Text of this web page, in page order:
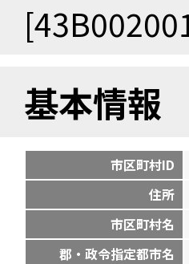
基本情報
市区町村ID
住所
市区町村名
郡・政令指定都市名